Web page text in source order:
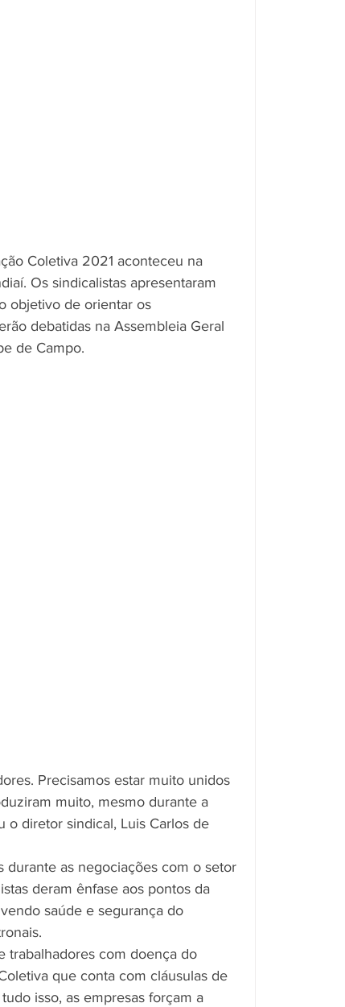
Coletiva 2021 aconteceu na
Os sindicalistas apresentaram
objetivo de orientar os
debatidas na Assembleia Geral
de Campo.
Precisamos estar muito unidos
muito, mesmo durante a
o diretor sindical, Luis Carlos de
durante as negociações com o setor
deram ênfase aos pontos da
saúde e segurança do
trabalhadores com doença do
que conta com cláusulas de
isso, as empresas forçam a